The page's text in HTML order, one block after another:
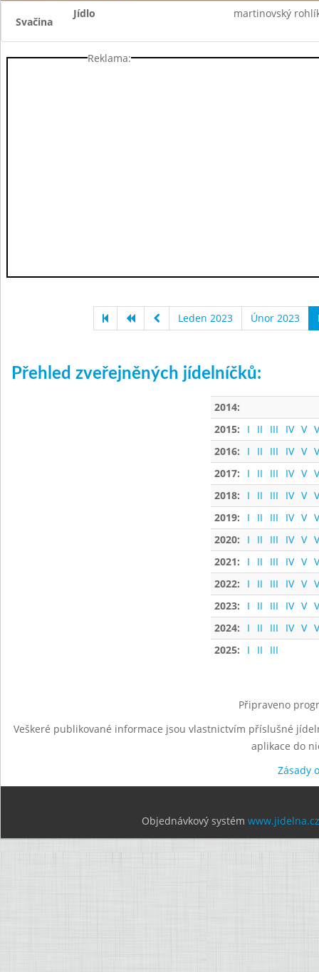
Svačina
Jídlo martinovský
Reklama:
Leden 2023 Únor 2023
Přehled zveřejněných jídelníčků:
2014:
2015:
I II III IV V
2016:
I II III IV V
2017:
I II III IV V
2018:
I II III IV V
2019:
I II III IV V
2020:
I II III IV V
2021:
I II III IV V
2022:
I II III IV V
2023:
I II III IV V
2024:
I II III IV V
2025:
I II III
Připraveno
Veškeré publikované informace jsou vlastnictvím příslušné
aplikace do
Zásady
Objednávkový systém www.jidelna.cz